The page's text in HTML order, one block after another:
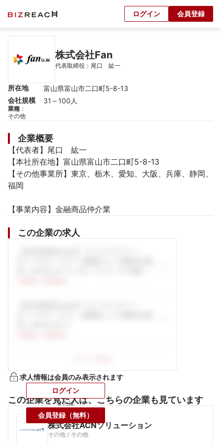
ログイン 会員登録
株式会社Fan
代表取締役：尾口　紘一
所在地
富山県富山市二口町5-8-13
会社規模
31～100人
業種 ：
その他
企業概要
【代表者】尾口　紘一
【本社所在地】富山県富山市二口町5-8-13
【その他事業所】東京、栃木、愛知、大阪、兵庫、静岡、
福岡
【事業内容】金融商品仲介業
この企業の求人
求人情報は会員のみ表示されます
ログイン
または
会員登録（無料）
この企業を見た人は、こちらの企業も見ています
株式会社ACNソリューション
その他 / その他